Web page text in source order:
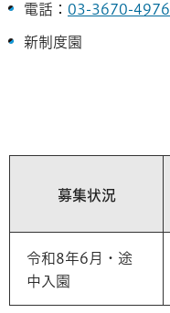
電話： 03-3670-4976
新制度園
募集状況
令和8年6月・途
中入園